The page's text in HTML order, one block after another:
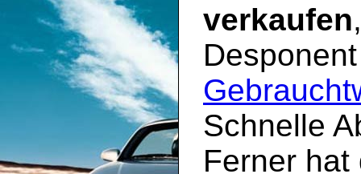
verkaufen
Schnelle
Ferner